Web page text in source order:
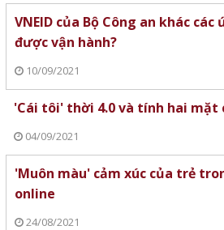
VNEID của Bộ Công an khác
được vận hành?
10/09/2021
'Cái tôi' thời 4.0 và tính hai mặt
04/09/2021
'Muôn màu' cảm xúc của trẻ
online
24/08/2021